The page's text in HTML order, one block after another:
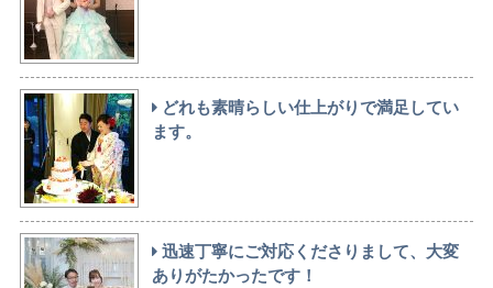
どれも素晴らしい仕上がりで満足してい
ます。
迅速丁寧にご対応くださりまして、大変
ありがたかったです！